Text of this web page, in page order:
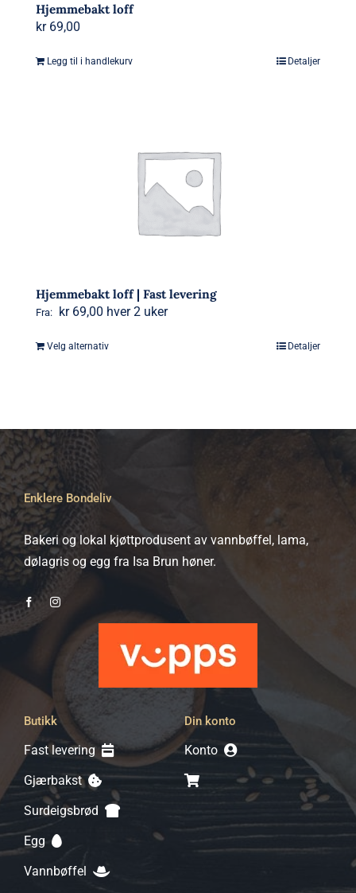
Hjemmebakt loff
kr69,00
Legg til i handlekurv Detaljer
Hjemmebakt loff | Fast levering
Fra: kr69,00 hver 2 uker
Velg alternativDette
velges
produktsiden
Detaljer
Enklere Bondeliv
Bakeri og lokal kjøttprodusent av vannbøffel, lama,
dølagris og egg fra Isa Brun høner.
Butikk
Fast levering
Gjærbakst
Surdeigsbrød
Egg
Vannbøffel
Din konto
Konto